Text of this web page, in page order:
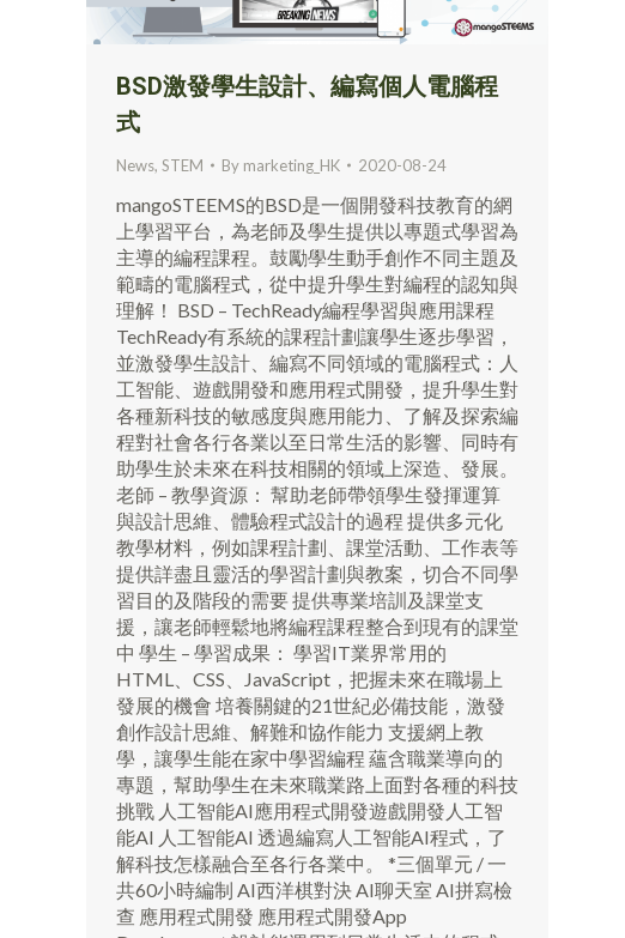
BSD激發學生設計、編寫個人電腦程
式
News, STEM By marketing_HK 2020-08-24
mangoSTEEMS的BSD是一個開發科技教育的網
上學習平台，為老師及學生提供以專題式學習為
主導的編程課程。鼓勵學生動手創作不同主題及
範疇的電腦程式，從中提升學生對編程的認知與
理解！ BSD – TechReady編程學習與應用課程
TechReady有系統的課程計劃讓學生逐步學習，
並激發學生設計、編寫不同領域的電腦程式：人
工智能、遊戲開發和應用程式開發，提升學生對
各種新科技的敏感度與應用能力、了解及探索編
程對社會各行各業以至日常生活的影響、同時有
助學生於未來在科技相關的領域上深造、發展。
老師 – 教學資源： 幫助老師帶領學生發揮運算
與設計思維、體驗程式設計的過程 提供多元化
教學材料，例如課程計劃、課堂活動、工作表等
提供詳盡且靈活的學習計劃與教案，切合不同學
習目的及階段的需要 提供專業培訓及課堂支
援，讓老師輕鬆地將編程課程整合到現有的課堂
中 學生 – 學習成果： 學習IT業界常用的
HTML、CSS、JavaScript，把握未來在職場上
發展的機會 培養關鍵的21世紀必備技能，激發
創作設計思維、解難和協作能力 支援網上教
學，讓學生能在家中學習編程 蘊含職業導向的
專題，幫助學生在未來職業路上面對各種的科技
挑戰 人工智能AI應用程式開發遊戲開發人工智
能AI 人工智能AI 透過編寫人工智能AI程式，了
解科技怎樣融合至各行各業中。 *三個單元 / 一
共60小時編制 AI西洋棋對決 AI聊天室 AI拼寫檢
查 應用程式開發 應用程式開發App